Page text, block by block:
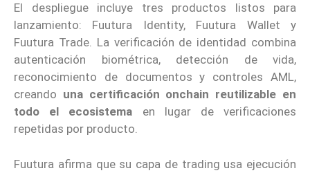
El despliegue incluye tres productos listos para
lanzamiento: Fuutura Identity, Fuutura Wallet y
Fuutura Trade. La verificación de identidad combina
autenticación biométrica, detección de vida,
reconocimiento de documentos y controles AML,
creando una certificación onchain reutilizable en
todo el ecosistema en lugar de verificaciones
repetidas por producto.
Fuutura afirma que su capa de trading usa ejecución